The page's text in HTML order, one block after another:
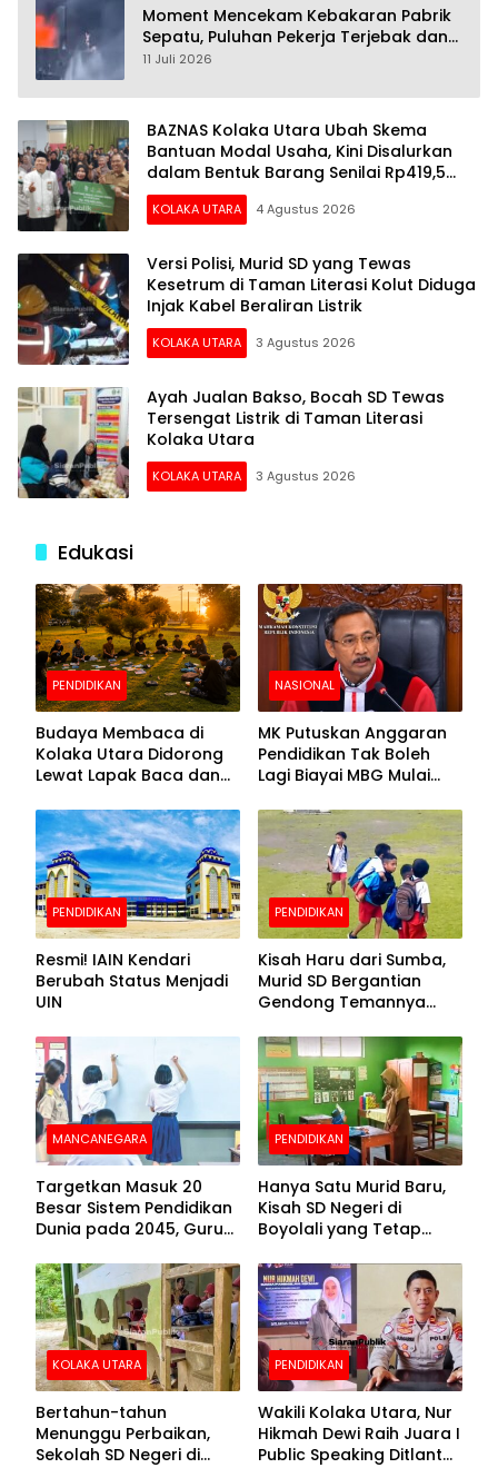
Moment Mencekam Kebakaran Pabrik
Sepatu, Puluhan Pekerja Terjebak dan
28 Orang Tewas
11 Juli 2026
BAZNAS Kolaka Utara Ubah Skema
Bantuan Modal Usaha, Kini Disalurkan
dalam Bentuk Barang Senilai Rp419,5
Juta
KOLAKA UTARA 4 Agustus 2026
Versi Polisi, Murid SD yang Tewas
Kesetrum di Taman Literasi Kolut Diduga
Injak Kabel Beraliran Listrik
KOLAKA UTARA 3 Agustus 2026
Ayah Jualan Bakso, Bocah SD Tewas
Tersengat Listrik di Taman Literasi
Kolaka Utara
KOLAKA UTARA 3 Agustus 2026
Edukasi
PENDIDIKAN
Budaya Membaca di
Kolaka Utara Didorong
Lewat Lapak Baca dan
NASIONAL
MK Putuskan Anggaran
Pendidikan Tak Boleh
Lagi Biayai MBG Mulai
PENDIDIKAN
Resmi! IAIN Kendari
Berubah Status Menjadi
UIN
PENDIDIKAN
Kisah Haru dari Sumba,
Murid SD Bergantian
Gendong Temannya
Sekolah
MANCANEGARA
Targetkan Masuk 20
Besar Sistem Pendidikan
Dunia pada 2045, Guru
100 Persen
PENDIDIKAN
Hanya Satu Murid Baru,
Kisah SD Negeri di
Boyolali yang Tetap
Kelas
KOLAKA UTARA
Bertahun-tahun
Menunggu Perbaikan,
Sekolah SD Negeri di
PENDIDIKAN
Wakili Kolaka Utara, Nur
Hikmah Dewi Raih Juara I
Public Speaking Ditlantas